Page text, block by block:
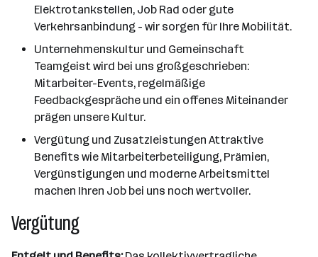
Elektrotankstellen, Job Rad oder gute
Verkehrsanbindung - wir sorgen für Ihre Mobilität.
Unternehmenskultur und Gemeinschaft
Teamgeist wird bei uns großgeschrieben:
Mitarbeiter-Events, regelmäßige
Feedbackgespräche und ein offenes Miteinander
prägen unsere Kultur.
Vergütung und Zusatzleistungen Attraktive
Benefits wie Mitarbeiterbeteiligung, Prämien,
Vergünstigungen und moderne Arbeitsmittel
machen Ihren Job bei uns noch wertvoller.
Vergütung